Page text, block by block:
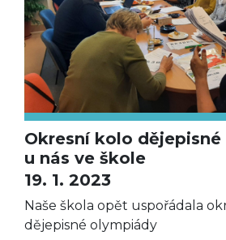
Okresní kolo
u nás ve škole
19. 1. 2023
Naše škola opět uspořádala
dějepisné olympiády